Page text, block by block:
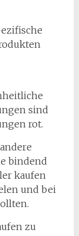
sind
rot.
bindend
kaufen
und bei
zu